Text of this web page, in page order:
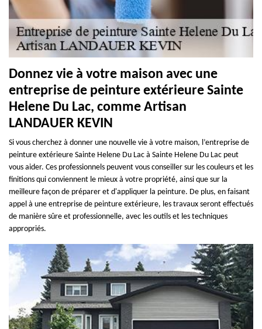
Donnez vie à votre maison avec une
entreprise de peinture extérieure Sainte
Helene Du Lac, comme Artisan
LANDAUER KEVIN
Si vous cherchez à donner une nouvelle vie à votre maison, l’entreprise de
peinture extérieure Sainte Helene Du Lac à Sainte Helene Du Lac peut
vous aider. Ces professionnels peuvent vous conseiller sur les couleurs et les
finitions qui conviennent le mieux à votre propriété, ainsi que sur la
meilleure façon de préparer et d'appliquer la peinture. De plus, en faisant
appel à une entreprise de peinture extérieure, les travaux seront effectués
de manière sûre et professionnelle, avec les outils et les techniques
appropriés.